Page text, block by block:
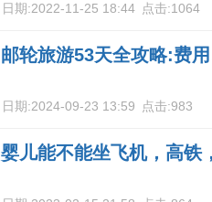
日期:2022-11-25 18:44 点击:1064
邮轮旅游53天全攻略:费
日期:2024-09-23 13:59 点击:983
婴儿能不能坐飞机，高铁